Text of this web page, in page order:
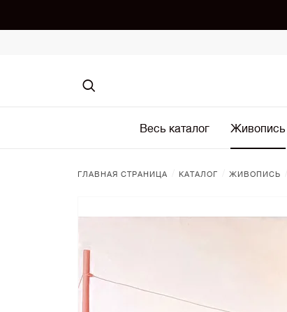
Весь каталог Живопись
ГЛАВНАЯ СТРАНИЦА КАТАЛОГ ЖИВОПИСЬ